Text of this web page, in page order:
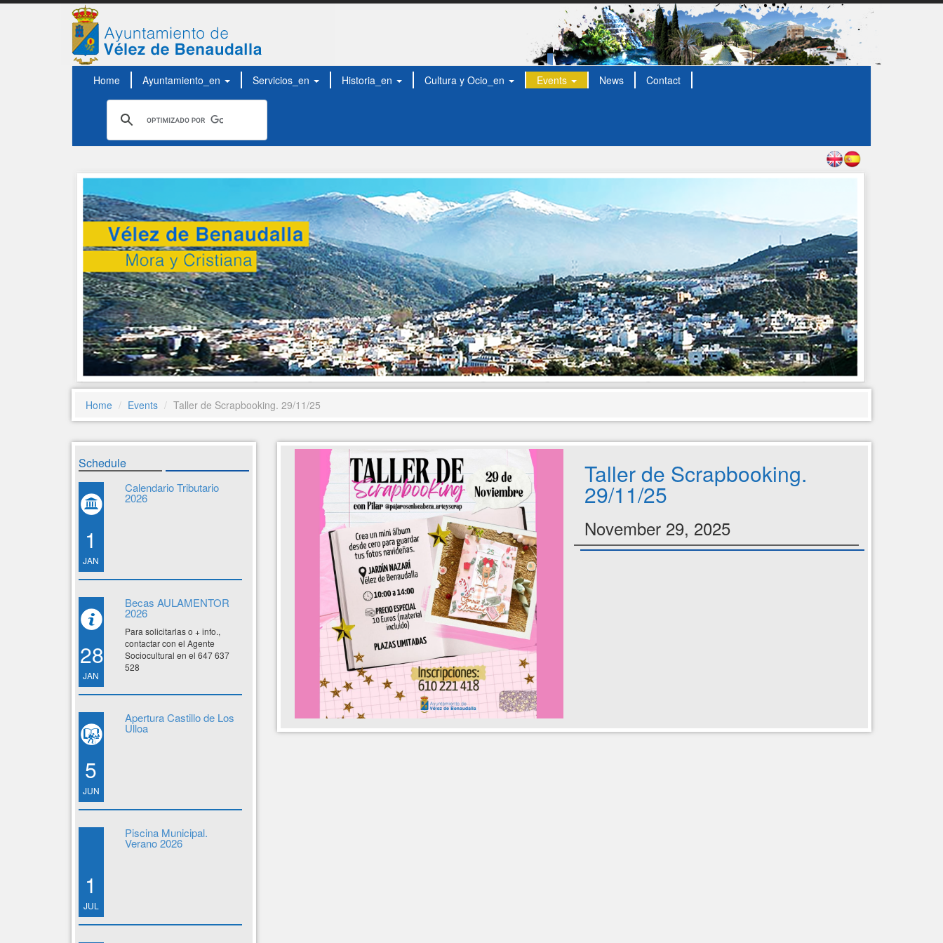
Home Ayuntamiento_en Servicios_en Historia_en Cultura y Ocio_en Events News Contact
Home Events Taller de Scrapbooking. 29/11/25
Schedule
1
JAN
Calendario Tributario
2026
28
JAN
Becas AULAMENTOR
2026
Para solicitarlas o + info.,
contactar con el Agente
Sociocultural en el 647 637
528
5
JUN
Apertura Castillo de Los
Ulloa
1
JUL
Piscina Municipal.
Verano 2026
Taller de Scrapbooking.
29/11/25
November 29, 2025